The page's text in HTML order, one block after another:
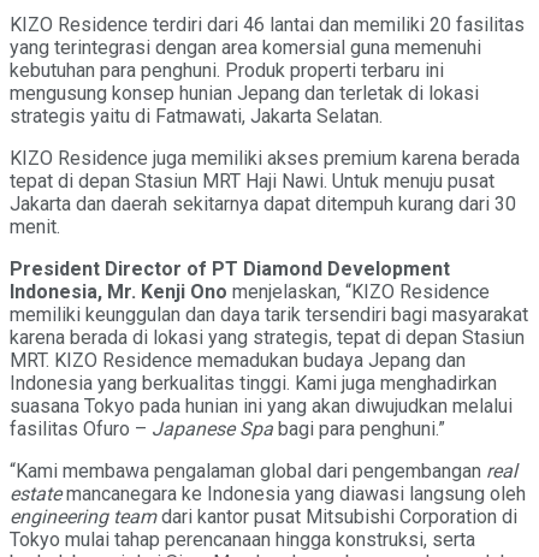
KIZO Residence terdiri dari 46 lantai dan memiliki 20 fasilitas
yang terintegrasi dengan area komersial guna memenuhi
kebutuhan para penghuni. Produk properti terbaru ini
mengusung konsep hunian Jepang dan terletak di lokasi
strategis yaitu di Fatmawati, Jakarta Selatan.
KIZO Residence juga memiliki akses premium karena berada
tepat di depan Stasiun MRT Haji Nawi. Untuk menuju pusat
Jakarta dan daerah sekitarnya dapat ditempuh kurang dari 30
menit.
President Director of PT Diamond Development
Indonesia, Mr. Kenji Ono menjelaskan, “KIZO Residence
memiliki keunggulan dan daya tarik tersendiri bagi masyarakat
karena berada di lokasi yang strategis, tepat di depan Stasiun
MRT. KIZO Residence memadukan budaya Jepang dan
Indonesia yang berkualitas tinggi. Kami juga menghadirkan
suasana Tokyo pada hunian ini yang akan diwujudkan melalui
fasilitas Ofuro – Japanese Spa bagi para penghuni.”
“Kami membawa pengalaman global dari pengembangan real
estatemancanegara ke Indonesia yang diawasi langsung oleh
engineering teamdari kantor pusat Mitsubishi Corporation di
Tokyo mulai tahap perencanaan hingga konstruksi, serta